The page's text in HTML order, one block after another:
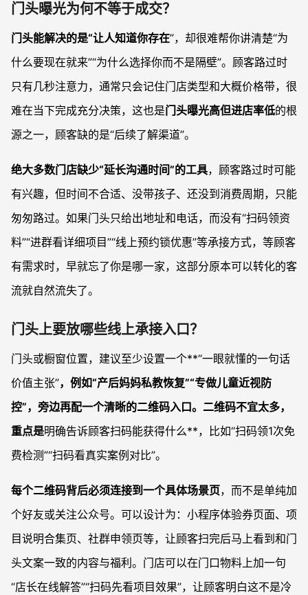
门头曝光为何不等于成交？
门头能解决的是“让人知道你存在”，却很难帮你讲清楚“为
什么要现在就来”“为什么选择你而不是隔壁”。顾客路过时
只有几秒注意力，通常只会记住门店类型和大概价格带，很
难在当下完成充分决策，这也是门头曝光高但进店率低的根
源之一，顾客缺的是“后续了解渠道”。
绝大多数门店缺少“延长沟通时间”的工具，顾客路过时可能
有兴趣，但时间不合适、没带孩子、还没到消费周期，只能
匆匆路过。如果门头只给出地址和电话，而没有“扫码领资
料”“进群看详细项目”“线上预约锁优惠”等承接方式，等顾客
有需求时，早就忘了你是哪一家，这部分原本可以转化的客
流就自然流失了。
门头上要放哪些线上承接入口？
门头或橱窗位置，建议至少设置一个**“一眼就懂的一句话
价值主张”，例如“产后妈妈私教恢复”“专做儿童近视防
控”，旁边再配一个清晰的二维码入口。二维码不宜太多，
重点是明确告诉顾客扫码能获得什么**，比如“扫码领1次免
费检测”“扫码看真实案例对比”。
每个二维码背后必须连接到一个具体场景页，而不是单纯加
个好友或关注公众号。可以设计为：小程序体验券页面、项
目说明合集页、社群申领页等，让顾客扫完后马上看到和门
头文案一致的内容与福利。门店可以在门口物料上加一句
“店长在线解答”“扫码先看项目效果”，让顾客明白这不是冷